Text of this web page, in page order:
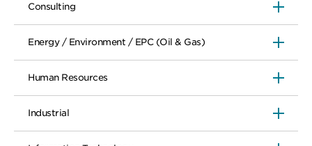
Consulting
Energy / Environment / EPC (Oil & Gas)
Human Resources
Industrial